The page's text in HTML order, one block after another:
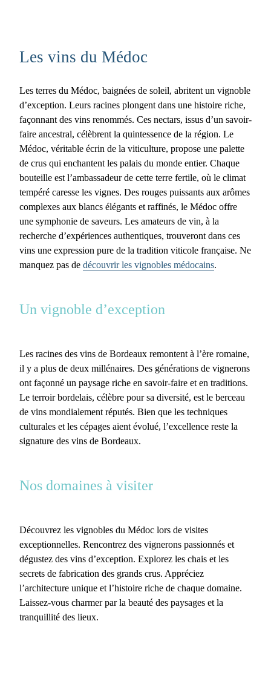
Les vins du Médoc
Les terres du Médoc, baignées de soleil, abritent un vignoble
d’exception. Leurs racines plongent dans une histoire riche,
façonnant des vins renommés. Ces nectars, issus d’un savoir-
faire ancestral, célèbrent la quintessence de la région. Le
Médoc, véritable écrin de la viticulture, propose une palette
de crus qui enchantent les palais du monde entier. Chaque
bouteille est l’ambassadeur de cette terre fertile, où le climat
tempéré caresse les vignes. Des rouges puissants aux arômes
complexes aux blancs élégants et raffinés, le Médoc offre
une symphonie de saveurs. Les amateurs de vin, à la
recherche d’expériences authentiques, trouveront dans ces
vins une expression pure de la tradition viticole française. Ne
manquez pas de découvrir les vignobles médocains.
Un vignoble d’exception
Les racines des vins de Bordeaux remontent à l’ère romaine,
il y a plus de deux millénaires. Des générations de vignerons
ont façonné un paysage riche en savoir-faire et en traditions.
Le terroir bordelais, célèbre pour sa diversité, est le berceau
de vins mondialement réputés. Bien que les techniques
culturales et les cépages aient évolué, l’excellence reste la
signature des vins de Bordeaux.
Nos domaines à visiter
Découvrez les vignobles du Médoc lors de visites
exceptionnelles. Rencontrez des vignerons passionnés et
dégustez des vins d’exception. Explorez les chais et les
secrets de fabrication des grands crus. Appréciez
l’architecture unique et l’histoire riche de chaque domaine.
Laissez-vous charmer par la beauté des paysages et la
tranquillité des lieux.